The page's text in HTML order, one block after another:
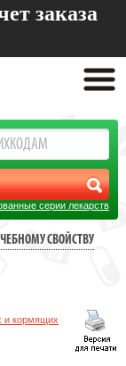
заказа
серии лекарств
СВОЙСТВУ
и кормящих